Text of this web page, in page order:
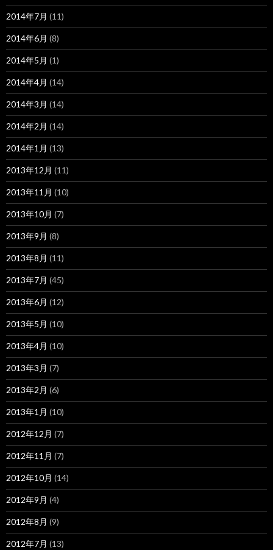
2014年7月 (11)
2014年6月 (8)
2014年5月 (1)
2014年4月 (14)
2014年3月 (14)
2014年2月 (14)
2014年1月 (13)
2013年12月 (11)
2013年11月 (10)
2013年10月 (7)
2013年9月 (8)
2013年8月 (11)
2013年7月 (45)
2013年6月 (12)
2013年5月 (10)
2013年4月 (10)
2013年3月 (7)
2013年2月 (6)
2013年1月 (10)
2012年12月 (7)
2012年11月 (7)
2012年10月 (14)
2012年9月 (4)
2012年8月 (9)
2012年7月 (13)